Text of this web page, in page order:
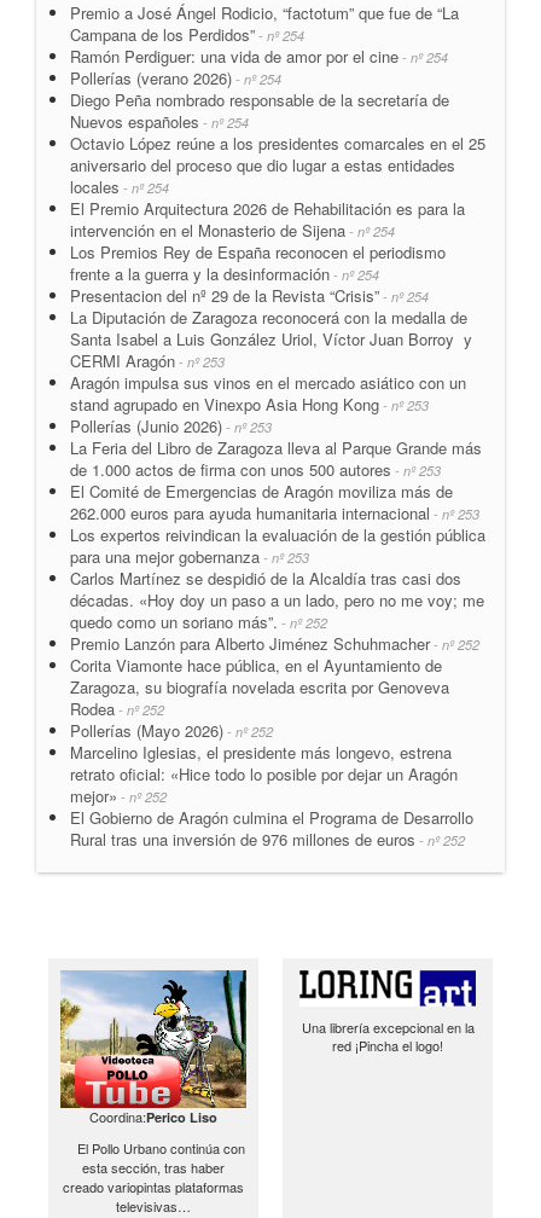
Premio a José Ángel Rodicio, “factotum” que fue de “La
Campana de los Perdidos” - nº 254
Ramón Perdiguer: una vida de amor por el cine - nº 254
Pollerías (verano 2026) - nº 254
Diego Peña nombrado responsable de la secretaría de
Nuevos españoles - nº 254
Octavio López reúne a los presidentes comarcales en el 25
aniversario del proceso que dio lugar a estas entidades
locales - nº 254
El Premio Arquitectura 2026 de Rehabilitación es para la
intervención en el Monasterio de Sijena - nº 254
Los Premios Rey de España reconocen el periodismo
frente a la guerra y la desinformación - nº 254
Presentacion del nº 29 de la Revista “Crisis” - nº 254
La Diputación de Zaragoza reconocerá con la medalla de
Santa Isabel a Luis González Uriol, Víctor Juan Borroy y
CERMI Aragón - nº 253
Aragón impulsa sus vinos en el mercado asiático con un
stand agrupado en Vinexpo Asia Hong Kong - nº 253
Pollerías (Junio 2026) - nº 253
La Feria del Libro de Zaragoza lleva al Parque Grande más
de 1.000 actos de firma con unos 500 autores - nº 253
El Comité de Emergencias de Aragón moviliza más de
262.000 euros para ayuda humanitaria internacional - nº 253
Los expertos reivindican la evaluación de la gestión pública
para una mejor gobernanza - nº 253
Carlos Martínez se despidió de la Alcaldía tras casi dos
décadas. «Hoy doy un paso a un lado, pero no me voy; me
quedo como un soriano más”. - nº 252
Premio Lanzón para Alberto Jiménez Schuhmacher- nº 252
Corita Viamonte hace pública, en el Ayuntamiento de
Zaragoza, su biografía novelada escrita por Genoveva
Rodea - nº 252
Pollerías (Mayo 2026) - nº 252
Marcelino Iglesias, el presidente más longevo, estrena
retrato oficial: «Hice todo lo posible por dejar un Aragón
mejor» - nº 252
El Gobierno de Aragón culmina el Programa de Desarrollo
Rural tras una inversión de 976 millones de euros - nº 252
Coordina:Perico Liso
El Pollo Urbano continúa con
esta sección, tras haber
creado variopintas plataformas
televisivas…
Una librería excepcional en la
red ¡Pincha el logo!